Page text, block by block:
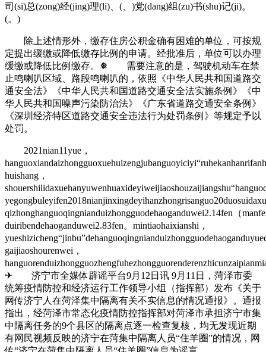
司(si)总(zong)经(jing)理(li)、(、)党(dang)组(zu)书(shu)记(ji)。
(。)
除上述情形外，缴存住房公积金确有困难的单位，可按规
定提出缓缴或降低缴存比例的申请。经批准后，单位可以办理
缓缴或降低比例缴存。❅ 需要注意的是，驾驶机动车在禁
止鸣喇叭区域、路段鸣喇叭的，依照《中华人民共和国道路交
通安全法》《中华人民共和国道路交通安全法实施条例》《中
华人民共和国噪声污染防治法》《广东省道路交通安全条例》
《深圳经济特区道路交通安全违法行为处罚条例》等规定予以
处罚。
2021nian11yue，
huishang，
qizhonghanguoqingnianduizhongguodehaoganduwei2.14fen（
duiribendehaoganduwei2.83fen。mintiaohaixianshi，
gaijiaoshourenwei，
✈ 济宁市全媒体辟谣平台9月12日讯 9月11日，菏泽市委
统筹疫情防控和经济运行工作领导小组（指挥部）发布《关于
网传济宁人在菏泽集中隔离有关不实信息的情况通报》。通报
指出，经菏泽市常态化疫情防控指挥部对菏泽市承担济宁市集
中隔离任务的9个县区的隔离点逐一检查复核，均无发现近期
有网民视频反映的济宁在菏集中隔离人员“住羊圈”的情况，网